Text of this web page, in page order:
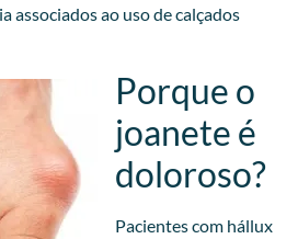
associados ao uso de calçados
Porque o
joanete é
doloroso?
Pacientes com hállux